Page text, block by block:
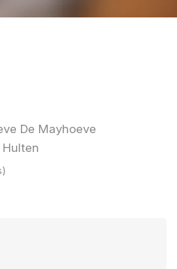
De Mayhoeve